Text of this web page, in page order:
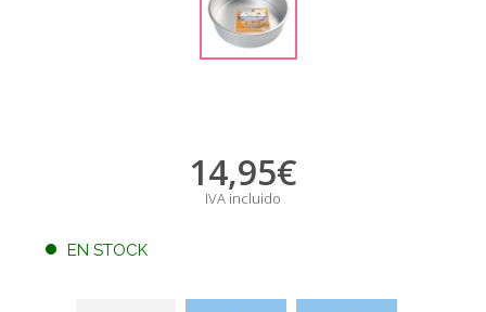
14,95€
IVA incluido
EN STOCK